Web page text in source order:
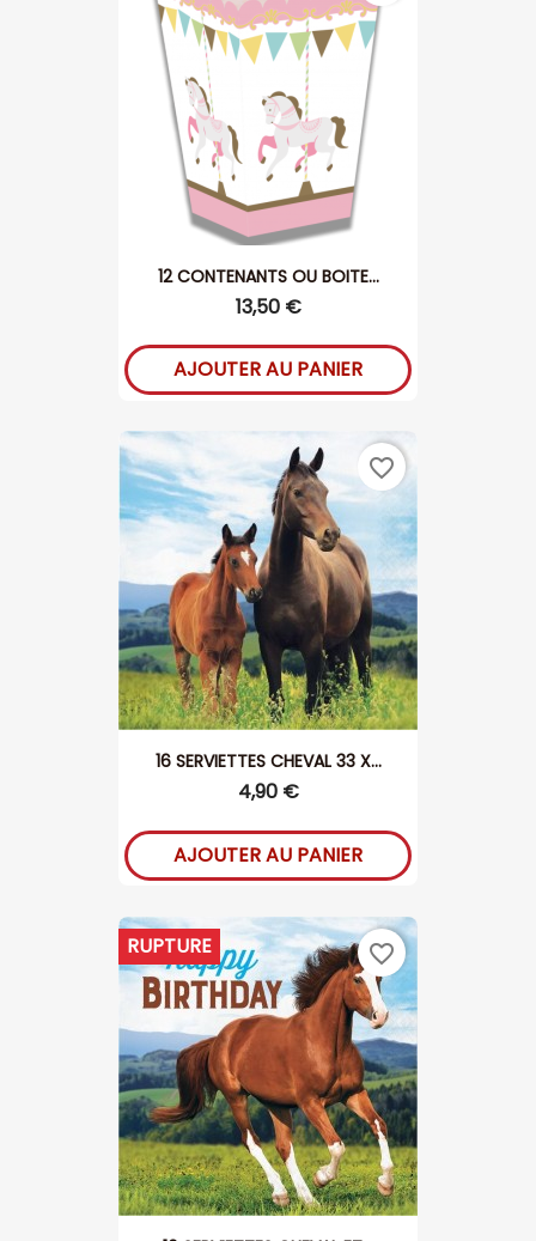
12 CONTENANTS OU BOITE...
13,50 €
AJOUTER AU PANIER
16 SERVIETTES CHEVAL 33 X...
4,90 €
AJOUTER AU PANIER
favorite_border
RUPTURE favorite_border